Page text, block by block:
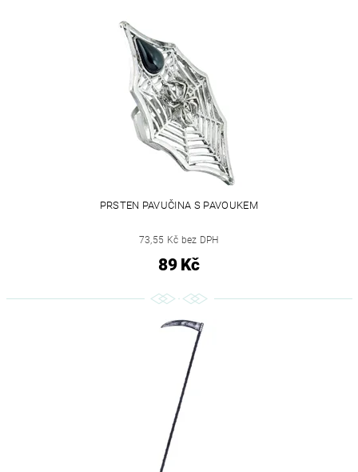
PRSTEN PAVUČINA S PAVOUKEM
73,55 Kč bez DPH
89 Kč